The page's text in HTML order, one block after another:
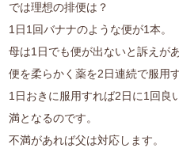
では理想の排便は？
1日1回バナナのような便が1本。
母は1日でも便が出ないと訴えが
便を柔らかく薬を2日連続で服用
1日おきに服用すれば2日に1回良
満となるのです。
不満があれば父は対応します。